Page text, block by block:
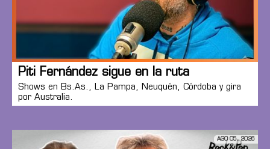
Piti Fernández sigue en la ruta
Shows en Bs.As., La Pampa, Neuquén, Córdoba y gira
por Australia.
AGO 05, 2026